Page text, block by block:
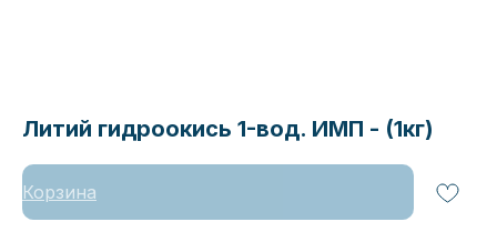
Литий гидроокись 1-вод. ИМП - (1кг)
Корзина